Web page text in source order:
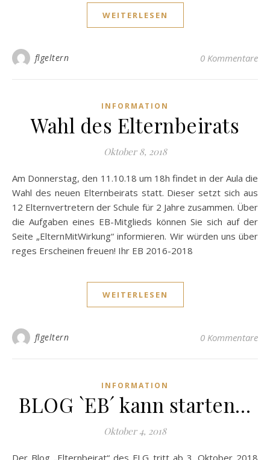
WEITERLESEN
flgeltern 0 Kommentare
INFORMATION
Wahl des Elternbeirats
Oktober 8, 2018
Am Donnerstag, den 11.10.18 um 18h findet in der Aula die
Wahl des neuen Elternbeirats statt. Dieser setzt sich aus
12 Elternvertretern der Schule für 2 Jahre zusammen. Über
die Aufgaben eines EB-Mitglieds können Sie sich auf der
Seite „ElternMitWirkung“ informieren. Wir würden uns über
reges Erscheinen freuen! Ihr EB 2016-2018
WEITERLESEN
flgeltern 0 Kommentare
INFORMATION
BLOG `EB´ kann starten…
Oktober 4, 2018
Der Blog „Elternbeirat“ des FLG tritt ab 3. Oktober 2018